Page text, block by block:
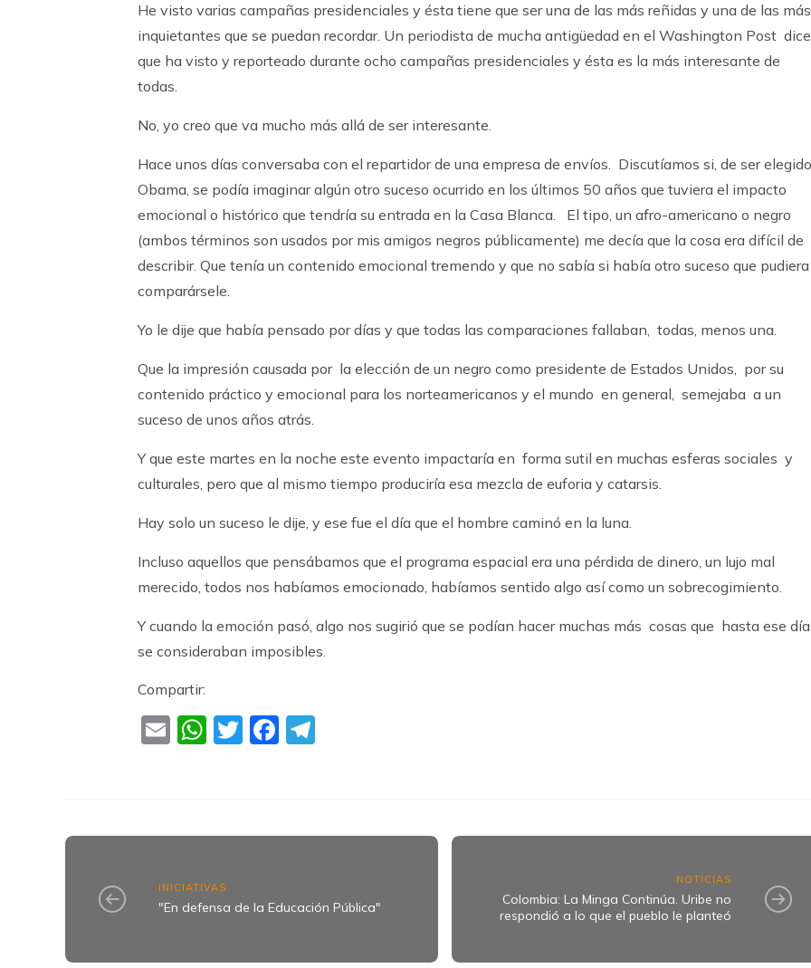
He visto varias campañas presidenciales y ésta tiene que ser una de las más reñidas y una de las más
inquietantes que se puedan recordar. Un periodista de mucha antigüedad en el Washington Post dice
que ha visto y reporteado durante ocho campañas presidenciales y ésta es la más interesante de
todas.
No, yo creo que va mucho más allá de ser interesante.
Hace unos días conversaba con el repartidor de una empresa de envíos. Discutíamos si, de ser elegido
Obama, se podía imaginar algún otro suceso ocurrido en los últimos 50 años que tuviera el impacto
emocional o histórico que tendría su entrada en la Casa Blanca. El tipo, un afro-americano o negro
(ambos términos son usados por mis amigos negros públicamente) me decía que la cosa era difícil de
describir. Que tenía un contenido emocional tremendo y que no sabía si había otro suceso que pudiera
comparársele.
Yo le dije que había pensado por días y que todas las comparaciones fallaban, todas, menos una.
Que la impresión causada por la elección de un negro como presidente de Estados Unidos, por su
contenido práctico y emocional para los norteamericanos y el mundo en general, semejaba a un
suceso de unos años atrás.
Y que este martes en la noche este evento impactaría en forma sutil en muchas esferas sociales y
culturales, pero que al mismo tiempo produciría esa mezcla de euforia y catarsis.
Hay solo un suceso le dije, y ese fue el día que el hombre caminó en la luna.
Incluso aquellos que pensábamos que el programa espacial era una pérdida de dinero, un lujo mal
merecido, todos nos habíamos emocionado, habíamos sentido algo así como un sobrecogimiento.
Y cuando la emoción pasó, algo nos sugirió que se podían hacer muchas más cosas que hasta ese día
se consideraban imposibles.
Compartir:
EmailWhatsApp
TwitterFacebook
INICIATIVAS
"En defensa de la Educación Pública"
NOTICIAS
Colombia: La Minga Continúa. Uribe no
respondió a lo que el pueblo le planteó